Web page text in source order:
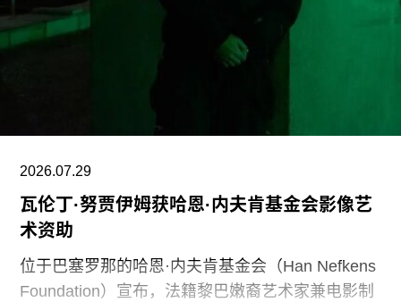
在2025年3月签署的一项行政命令中，特朗普批评
史密森尼学会宣扬“将美国和西方价值观描绘成有害
性”。
此外，《纽约时报》今年4月报道称，由于特朗普
试图介入史密森尼学会董事会新成员的任命程序，
相关任命工作被刻意放缓。
2026.07.29
瓦伦丁·努贾伊姆获哈恩·内夫肯基金会影像艺
术资助
位于巴塞罗那的哈恩·内夫肯基金会（Han Nefkens
Foundation）宣布，法籍黎巴嫩裔艺术家兼电影制